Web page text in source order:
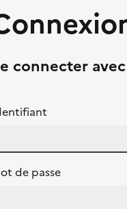
connecter
de passe